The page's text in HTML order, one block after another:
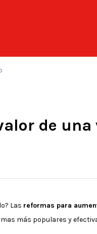
de
Las reformas para
más populares y